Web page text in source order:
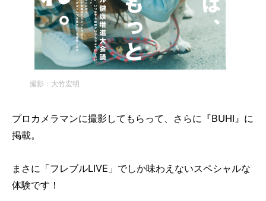
撮影：大竹宏明
プロカメラマンに撮影してもらって、さらに『BUHI』に
掲載。
まさに「フレブルLIVE」でしか味わえないスペシャルな
体験です！